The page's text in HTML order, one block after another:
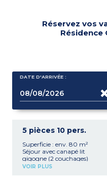
Réservez vos
Résidence
DATE D'ARRIVÉE :
5 pièces 10 pers.
Superficie : env. 80 m²
Séjour avec canapé lit
gigogne (2 couchages)
Kitchenette avec plaque de
VOIR PLUS